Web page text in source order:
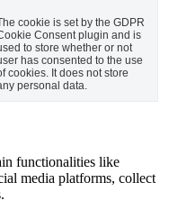
cookie is set by the GDPR
Consent plugin and is
to store whether or not
has consented to the use
cookies. It does not store
personal data.
functionalities like
media platforms, collect